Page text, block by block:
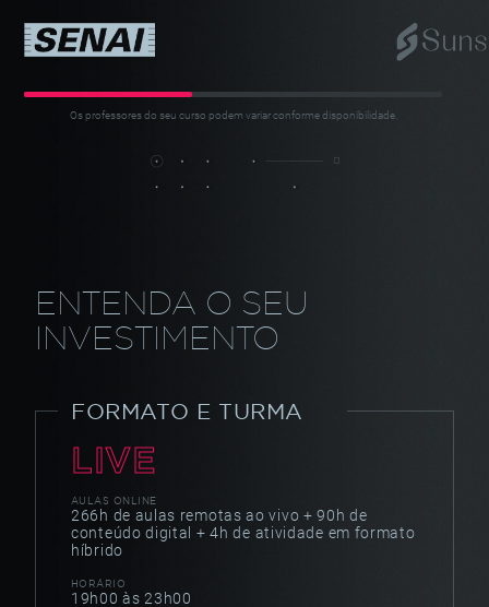
Mapeamento de Jornadas.
Os professores do seu curso podem variar conforme disponibilidade.
ENTENDA O SEU
INVESTIMENTO
FORMATO E TURMA
LIVE
AULAS ONLINE
266h de aulas remotas ao vivo + 90h de
conteúdo digital + 4h de atividade em formato
híbrido
HORÁRIO
19h00 às 23h00